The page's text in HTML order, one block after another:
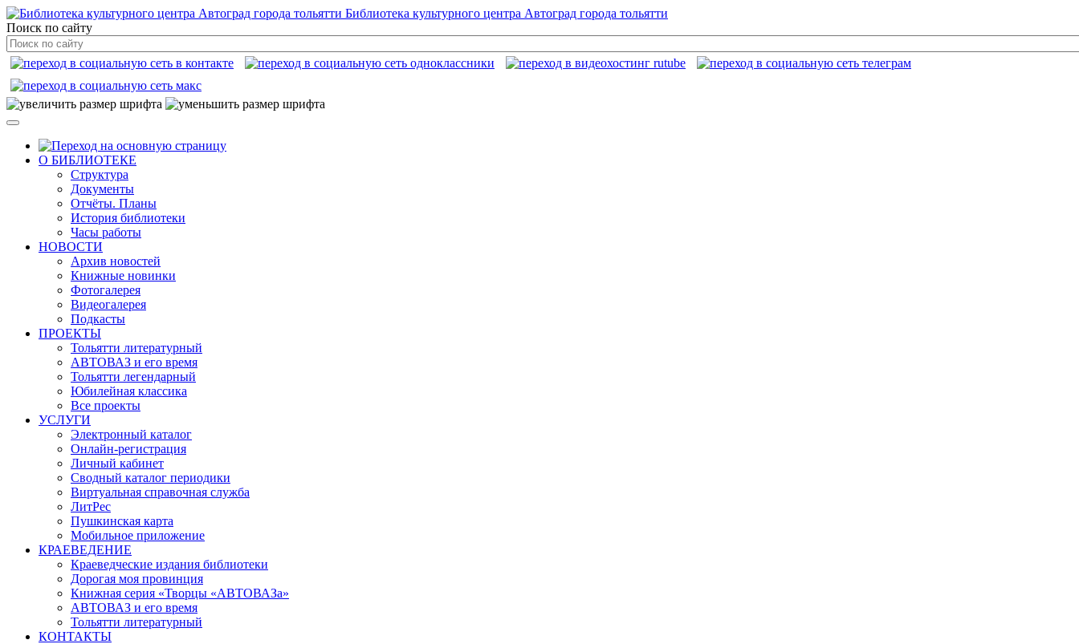
Библиотека культурного центра Автоград города тольятти
Поиск по сайту
О БИБЛИОТЕКЕ
Структура
Документы
Отчёты. Планы
История библиотеки
Часы работы
НОВОСТИ
Архив новостей
Книжные новинки
Фотогалерея
Видеогалерея
Подкасты
ПРОЕКТЫ
Тольятти литературный
АВТОВАЗ и его время
Тольятти легендарный
Юбилейная классика
Все проекты
УСЛУГИ
Электронный каталог
Онлайн-регистрация
Личный кабинет
Сводный каталог периодики
Виртуальная справочная служба
ЛитРес
Пушкинская карта
Мобильное приложение
КРАЕВЕДЕНИЕ
Краеведческие издания библиотеки
Дорогая моя провинция
Книжная серия «Творцы «АВТОВАЗа»
АВТОВАЗ и его время
Тольятти литературный
КОНТАКТЫ